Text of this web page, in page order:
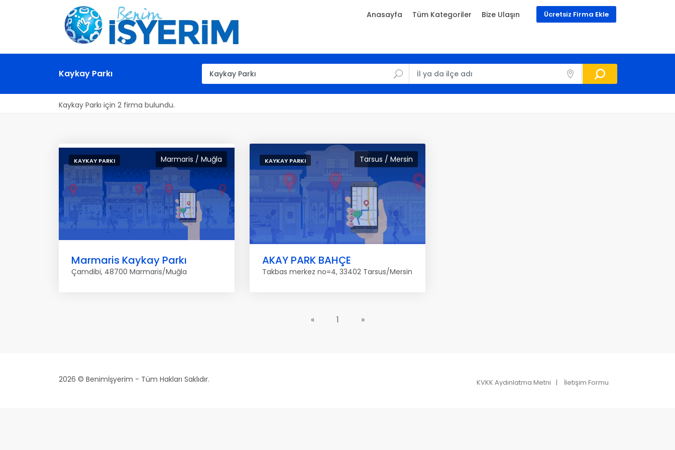
Ücretsiz Firma Ekle
Anasayfa Tüm Kategoriler Bize Ulaşın
Kaykay Parkı
Kaykay Parkı için 2 firma bulundu.
Marmaris / Muğla
KAYKAY PARKI
Marmaris Kaykay Parkı
Çamdibi, 48700 Marmaris/Muğla
Tarsus / Mersin
KAYKAY PARKI
AKAY PARK BAHÇE
Takbas merkez no=4, 33402 Tarsus/Mersin
« 1 »
2026 © Benimİşyerim - Tüm Hakları Saklıdır. KVKK Aydınlatma Metni İletişim Formu